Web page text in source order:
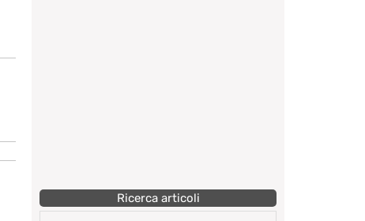
Ricerca articoli